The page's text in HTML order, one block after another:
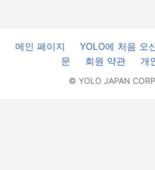
메인 페이지 YOLO에 처음 오
문
회원 약관 개
© YOLO JAPAN